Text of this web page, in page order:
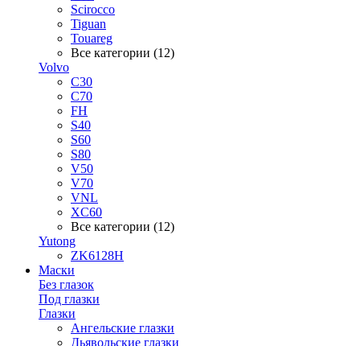
Scirocco
Tiguan
Touareg
Все категории (12)
Volvo
C30
C70
FH
S40
S60
S80
V50
V70
VNL
XC60
Все категории (12)
Yutong
ZK6128H
Маски
Без глазок
Под глазки
Глазки
Ангельские глазки
Дьявольские глазки